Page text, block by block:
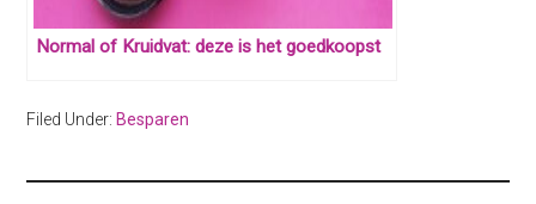
Normal of Kruidvat: deze is het goedkoopst
Filed Under:Besparen